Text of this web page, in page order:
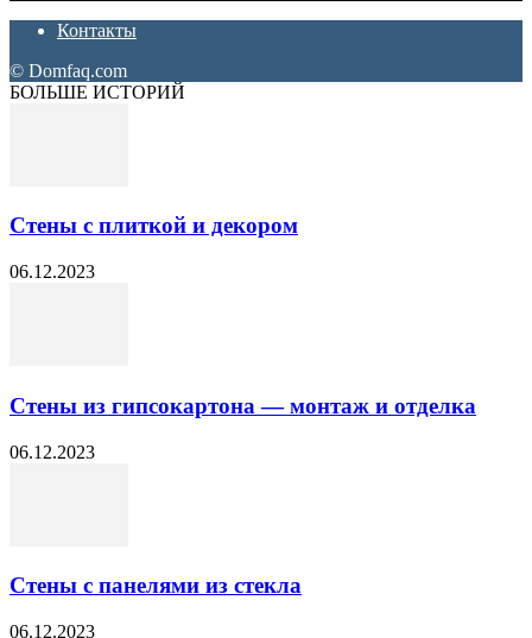
Контакты
© Domfaq.com
БОЛЬШЕ ИСТОРИЙ
Стены с плиткой и декором
06.12.2023
Стены из гипсокартона — монтаж и отделка
06.12.2023
Стены с панелями из стекла
06.12.2023